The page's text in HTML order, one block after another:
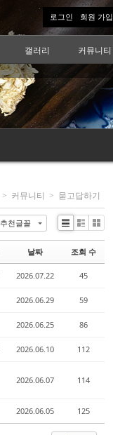
로그인 회원 가입
갤러리 커뮤니티
> 커뮤니티 > 묻고답하기
추천글꼴
Li
Zi
e
G
le
날짜 조회 수
2026.07.22 45
2026.06.29 59
2026.06.25 86
2026.06.10 112
2026.06.07 114
2026.06.05 125